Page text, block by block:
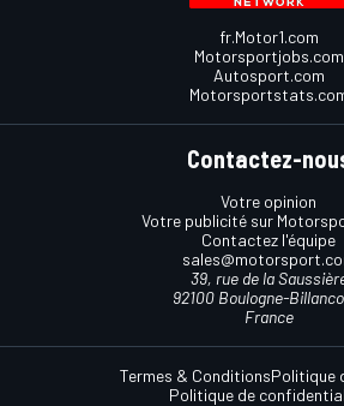
fr.Motor1.com
Motorsportjobs.com
Autosport.com
Contactez-
Votre opinion
Votre publicité sur
Contactez l'équipe
39, rue de la
92100 Boulogne-
France
Termes & ConditionsPolitique
Politique de